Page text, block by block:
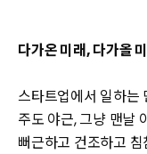
다가온 미래, 다가올
스타트업에서 일하는
주도 야근, 그냥 맨날
뻐근하고 건조하고